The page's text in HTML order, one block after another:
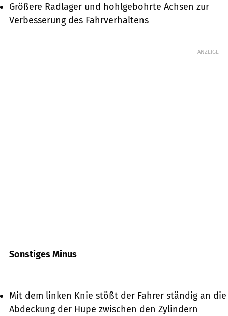
Größere Radlager und hohlgebohrte Achsen zur
Verbesserung des Fahrverhaltens
ANZEIGE
Sonstiges Minus
Mit dem linken Knie stößt der Fahrer ständig an die
Abdeckung der Hupe zwischen den Zylindern